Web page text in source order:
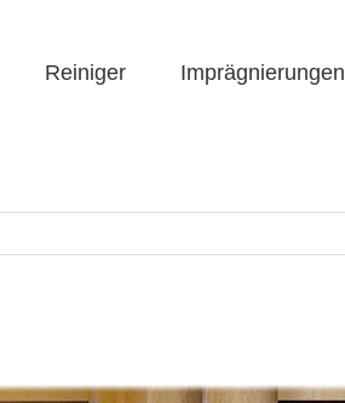
Reiniger Imprägnierungen